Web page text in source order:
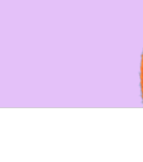
modifiables à tout
vous